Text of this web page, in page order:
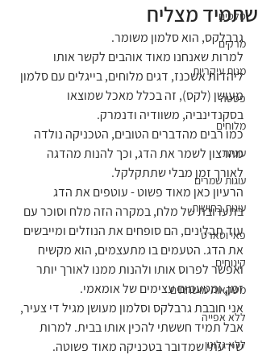
סלטים
מרקים
מנות עיקריות
פסטה
מלוחים
עוגיות
עוגות שמרים
עוגות בחושות
פאי וטארט
קינוחים
משקאות מושחתים
ללא אפייה
ללא גלוטן
שתמיד מצליח
גרבלקס, הוא סלמון משומר.
למרות שאנחנו מאוד אוהבים לקשר אותו
ליהדות אשכנז, דגים מלוחים, בייגלים עם סלמון
מעושן (לקס), זה בכלל מאכל שמוצאו
בסקנדינביה, משוודיה ודנמרק.
כמו רבים מהדברים הטובים, הטכניקה נולדה
מהרצון לשמר את הדג, וכך להנות מהדגה
לאורך זמן מבלי שתתקלקל.
הרעיון כאן מאוד פשוט - עוטפים את הדג
בתערובת של מלח, במקרה הזה מלח וסוכר עם
עוד תבלינים, הם סופחים את הנוזלים ומייבשים
את הדג. הטעמים בו מתעצמים, הוא מקשיח
ואפשר לפרוס אותו ולהנות ממנו לאורך יותר
זמן, ומטעמים עצימים של אומאמי.
אני חובבת גרבלקס וסלמון מעושן מגיל די צעיר,
אבל תמיד חששתי להכין אותו בבית. למרות
שידעתי שמדובר בטכניקה מאוד פשוטה.